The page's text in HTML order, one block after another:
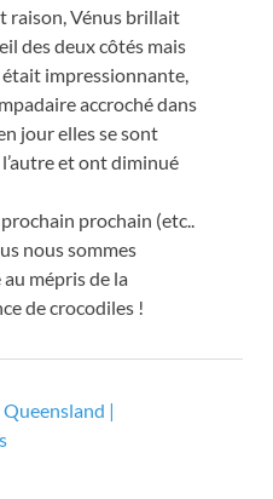
raison,Vénus brillait
des deux côtés mais
était impressionnante,
accroché dans
jour elles se sont
l’autre et ont diminué
prochain (etc..
nous sommes
mépris de la
de crocodiles !
|